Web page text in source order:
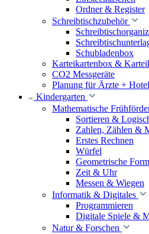
Ordner & Register
Schreibtischzubehör
Schubladenbox
Karteikartenbox &
CO2 Messgeräte
Planung für Ärzte +
Kindergarten
Mathematische
Sortieren &
Zahlen, Zählen &
Erstes Rechnen
Würfel
Geometrische
Zeit & Uhr
Messen & Wiegen
Informatik & Digitales
Programmieren
Digitale Spiele &
Natur & Forschen